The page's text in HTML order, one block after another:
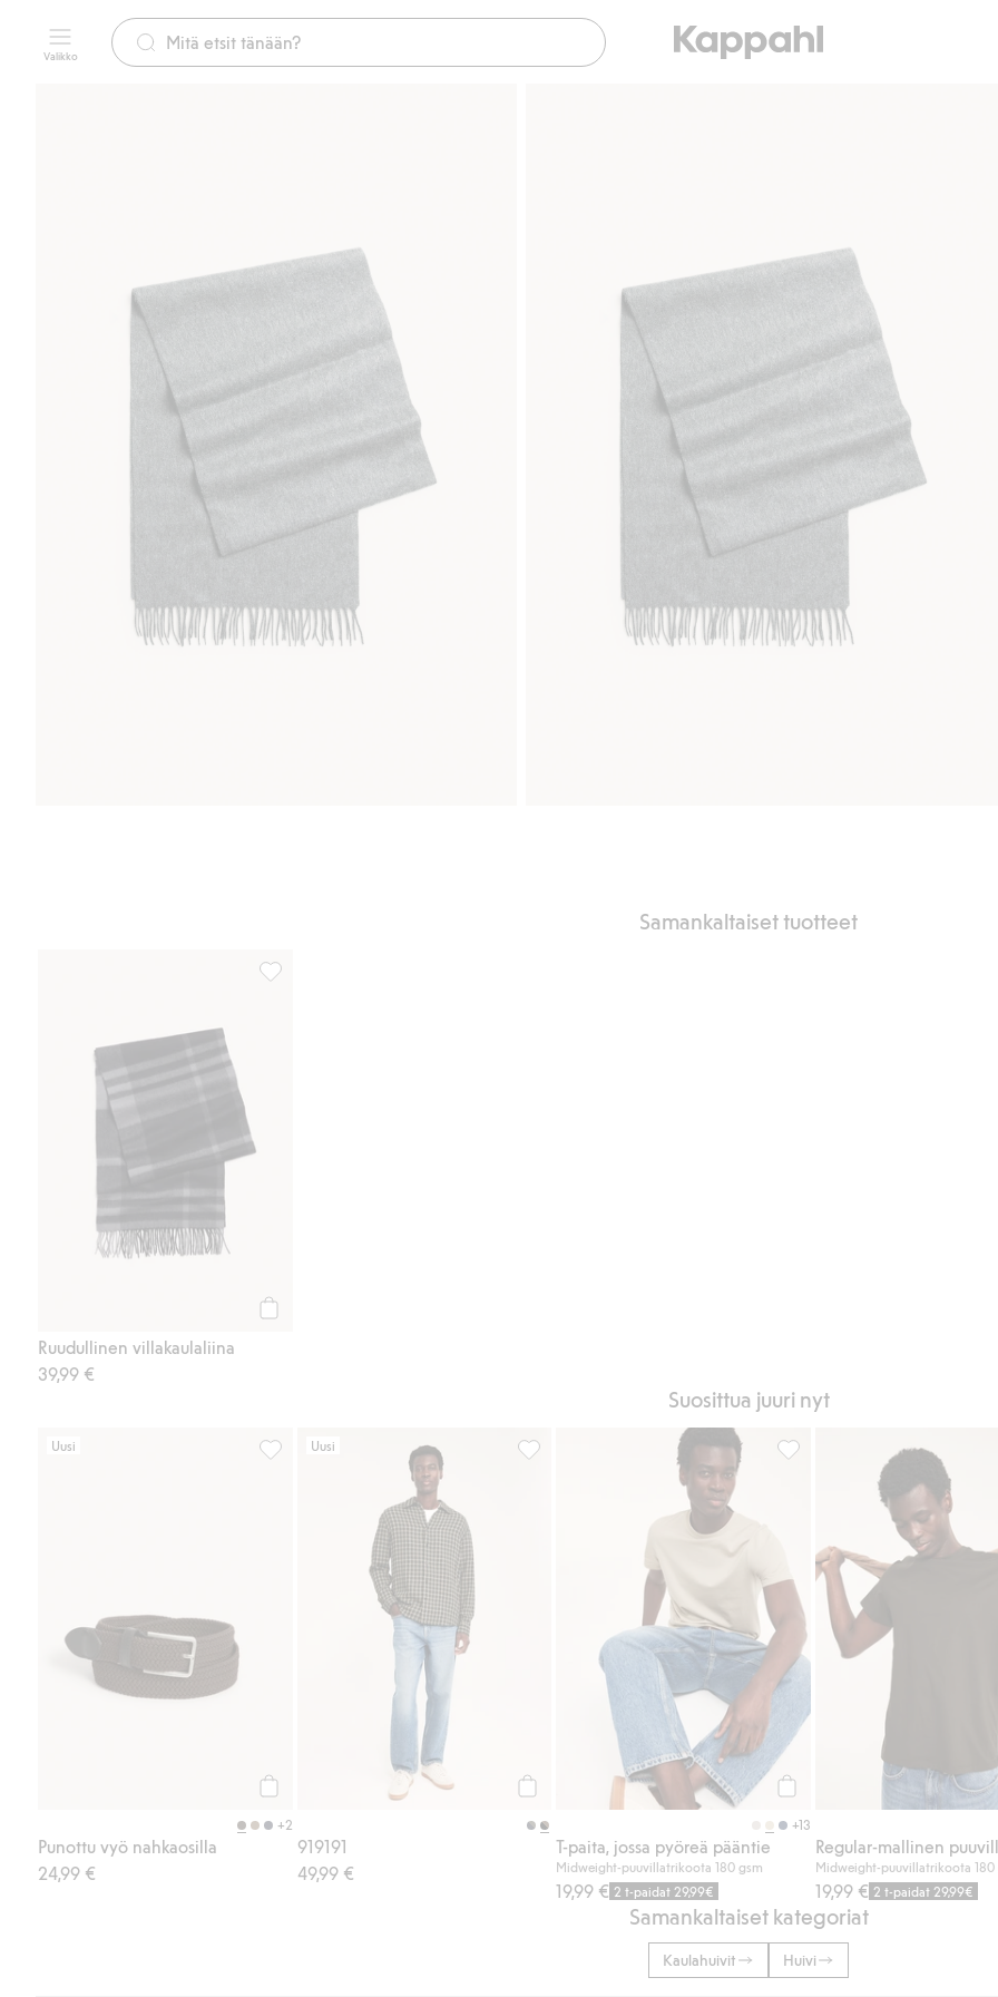
Valikko
Sujuva maksaminen Klarnalla Ilmaiset
Samankaltaiset tuotteet
Ruudullinen villakaulaliina
39,99 €
Suosittua juuri nyt
Uusi
+2
Punottu vyö nahkaosilla
24,99 €
Punottu vyö nahkaosilla, Lisää suosikkeihin
Uusi
919191
49,99 €
919191, Lisää suosikkeihin
+13
T-paita, jossa pyöreä pääntie
Midweight-puuvillatrikoota 180 gsm
19,99 € 2 t-paidat 29,99€
T-paita, jossa pyöreä pääntie,
Regular-mallinen
Midweight-puuvillatrikoota 180
19,99 € 2 t-paidat 29,99€
Samankaltaiset kategoriat
Kaulahuivit Huivi